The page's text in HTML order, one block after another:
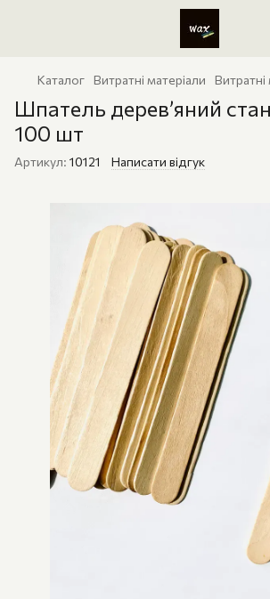
Каталог Витратні матеріали
Шпатель дерев’яний
100 шт
Артикул: 10121 Написати відгук